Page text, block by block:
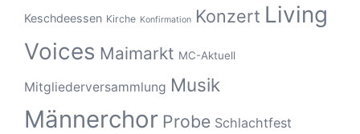
Keschdeessen Kirche Konfirmation Konzert Living
Voices Maimarkt MC-Aktuell
Mitgliederversammlung Musik
Männerchor Probe Schlachtfest